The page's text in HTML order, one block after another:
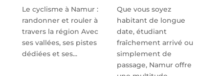
Le cyclisme à Namur :
randonner et rouler à
travers la région Avec
ses vallées, ses pistes
dédiées et ses...
Que vous soyez
habitant de longue
date, étudiant
fraîchement arrivé ou
simplement de
passage, Namur offre